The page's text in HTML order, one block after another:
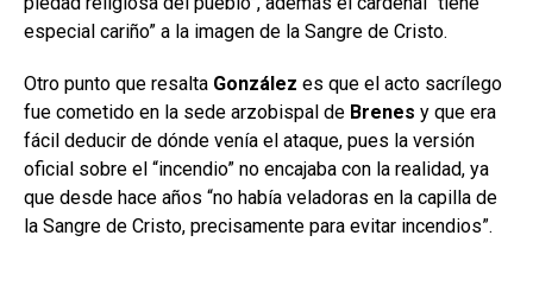
especial cariño” a la imagen de la Sangre de Cristo.
Otro punto que resalta González es que el acto sacrílego
fue cometido en la sede arzobispal de Brenes y que era
fácil deducir de dónde venía el ataque, pues la versión
oficial sobre el “incendio” no encajaba con la realidad, ya
que desde hace años “no había veladoras en la capilla de
la Sangre de Cristo, precisamente para evitar incendios”.